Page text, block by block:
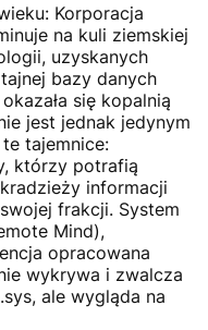
Korporacja
na kuli ziemskiej
uzyskanych
bazy danych
się kopalnią
jest jednak jedynym
tajemnice:
którzy potrafią
informacji
frakcji. System
Mind),
opracowana
wykrywa i zwalcza
ale wygląda na